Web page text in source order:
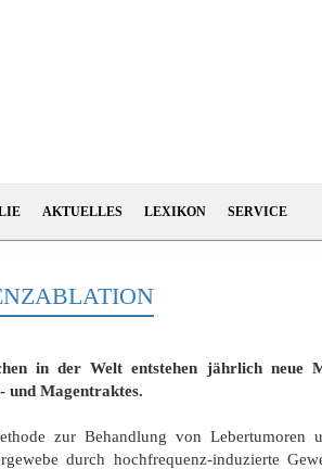
AKTUELLES LEXIKON SERVICE
in der Welt entstehen jährlich neue
und Magentraktes.
zur Behandlung von Lebertumoren
durch hochfrequenz-induzierte